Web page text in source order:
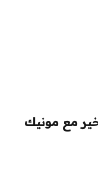
مع مونيك